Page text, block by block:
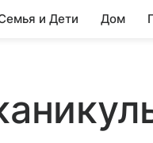
и Дети Дом